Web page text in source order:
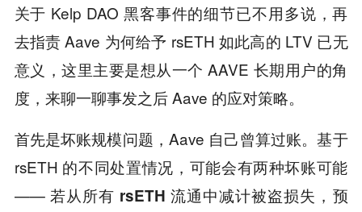
关于 Kelp DAO 黑客事件的细节已不用多说，再
去指责 Aave 为何给予 rsETH 如此高的 LTV 已无
意义，这里主要是想从一个 AAVE 长期用户的角
度，来聊一聊事发之后 Aave 的应对策略。
首先是坏账规模问题，Aave 自己曾算过账。基于
rsETH 的不同处置情况，可能会有两种坏账可能
—— 若从所有 rsETH 流通中减计被盗损失，预